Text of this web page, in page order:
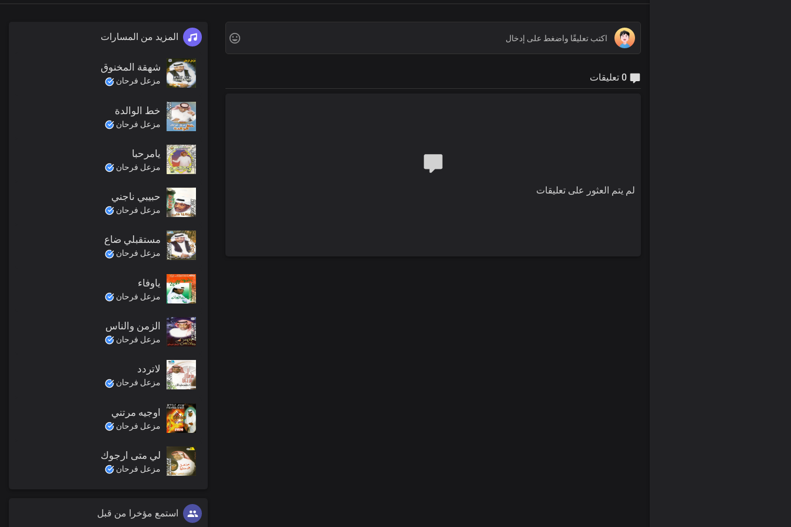
لم يتم العثور على تعليقات
المزيد من المسارات
شهقة المخنوق
مزعل فرحان
خط الوالدة
مزعل فرحان
يامرحبا
مزعل فرحان
حبيبي ناجني
مزعل فرحان
مستقبلي ضاع
مزعل فرحان
ياوفاء
مزعل فرحان
الزمن والناس
مزعل فرحان
لاتردد
مزعل فرحان
اوجيه مرتني
مزعل فرحان
لي متى ارجوك
مزعل فرحان
استمع مؤخرا من قبل